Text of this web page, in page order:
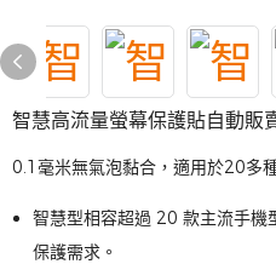
智慧高流量螢幕保護貼自動販
0.1毫米無氣泡黏合，適用於20多
智慧型相容超過 20 款主流手機
保護需求。